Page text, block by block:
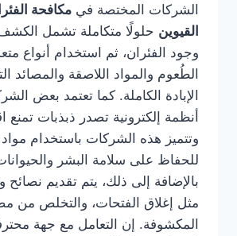
الشركات المختصة في مكافحة
القيوين حلولًا متكاملة تشمل
وجود الفئران، ثم استخدام أنواع
الطُعوم والمواد اللاصقة والمصائد
الإبادة الكاملة. كما تعتمد بعض
أنظمة إلكترونية تصدر ذبذبات تمنع
وتتميز هذه الشركات باستخدام
للحفاظ على سلامة البشر
بالإضافة إلى ذلك، يتم تقديم نصائح
مثل إغلاق الفتحات، والتخلص من
المكشوفة. إن التعامل مع جهة